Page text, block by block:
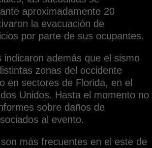
aproximadamente 20
la evacuación de
por parte de sus ocupantes.
indicaron además que el sismo
zonas del occidente
en sectores de Florida, en el
Unidos. Hasta el momento no
sobre daños de
al evento.
más frecuentes en el este de